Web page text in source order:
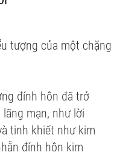
tượng của một chặng
đính hôn đã trở
mạn, như lời
tinh khiết như kim
đính hôn kim